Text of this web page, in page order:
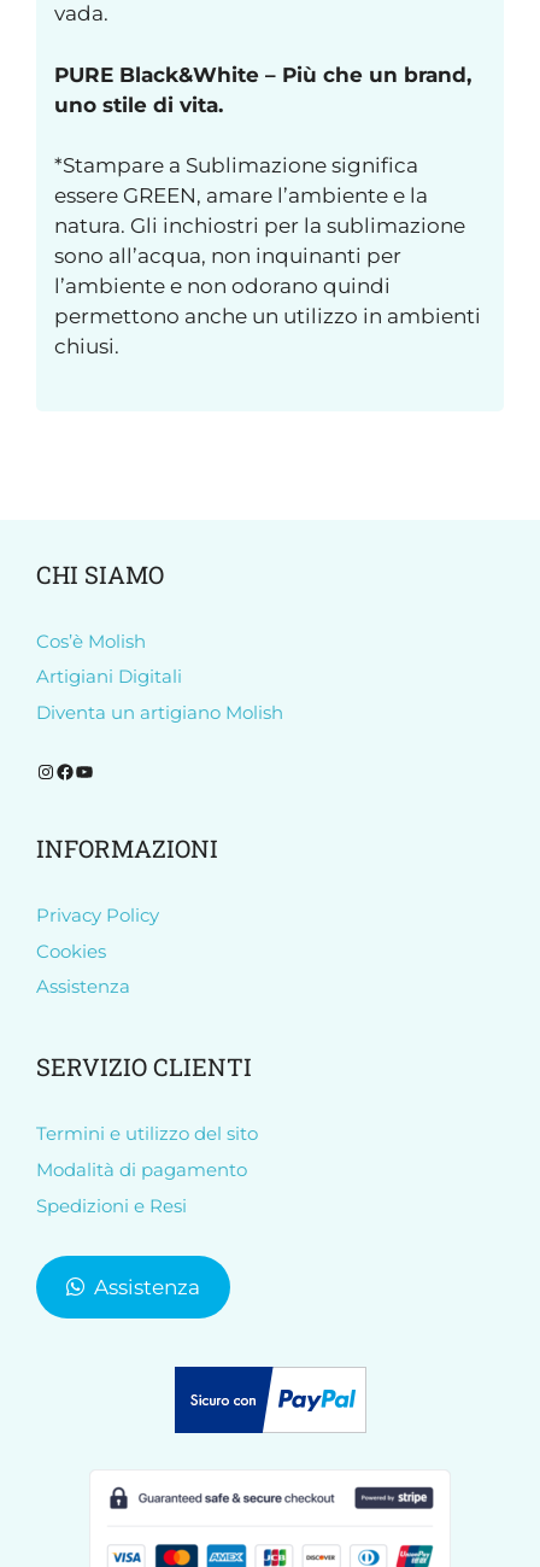
vada.
PURE Black&White – Più che un brand,
uno stile di vita.
*Stampare a Sublimazione significa
essere GREEN, amare l’ambiente e la
natura. Gli inchiostri per la sublimazione
sono all’acqua, non inquinanti per
l’ambiente e non odorano quindi
permettono anche un utilizzo in ambienti
chiusi.
CHI SIAMO
Cos’è Molish
Artigiani Digitali
Diventa un artigiano Molish
Segui Molish su Instagram
Segui Molish su Facebook
Iscriviti al nostro canale YouTube
INFORMAZIONI
Privacy Policy
Cookies
Assistenza
SERVIZIO CLIENTI
Termini e utilizzo del sito
Modalità di pagamento
Spedizioni e Resi
Assistenza